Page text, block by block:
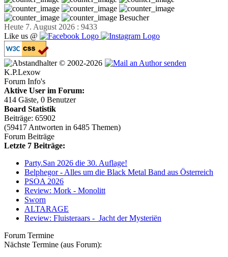
Besucher
Heute 7. August 2026 : 9433
Like us @
© 2002-2026
K.P.Lexow
Forum Info's
Aktive User im Forum:
414 Gäste, 0 Benutzer
Board Statistik
Beiträge: 65902
(59417 Antworten in 6485 Themen)
Forum Beiträge
Letzte 7 Beiträge:
Party.San 2026 die 30. Auflage!
Belphegor - Alles um die Black Metal Band aus Österreich
PSOA 2026
Review: Mork - Monolitt
Sworn
ALTARAGE
Review: Fluisteraars - Jacht der Mysteriën
Forum Termine
Nächste Termine (aus Forum):